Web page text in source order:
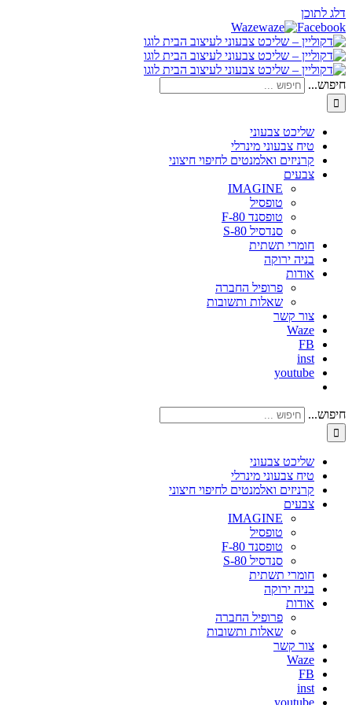
דלג לתוכן
Waze
Facebook
חיפוש...
שליכט צבעוני
טיח צבעוני מינרלי
קרניזים ואלמנטים לחיפוי חיצוני
צבעים
IMAGINE
טופסיל
טופסנד F-80
סנדסיל S-80
חומרי תשתית
בניה ירוקה
אודות
פרופיל החברה
שאלות ותשובות
צור קשר
Waze
FB
inst
youtube
חיפוש...
שליכט צבעוני
טיח צבעוני מינרלי
קרניזים ואלמנטים לחיפוי חיצוני
צבעים
IMAGINE
טופסיל
טופסנד F-80
סנדסיל S-80
חומרי תשתית
בניה ירוקה
אודות
פרופיל החברה
שאלות ותשובות
צור קשר
Waze
FB
inst
youtube